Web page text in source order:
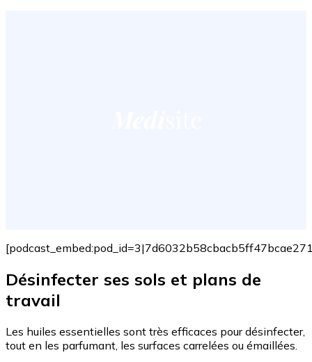
Désinfecter ses sols et plans de
travail
Les huiles essentielles sont très efficaces pour désinfecter,
tout en les parfumant, les surfaces carrelées ou émaillées.